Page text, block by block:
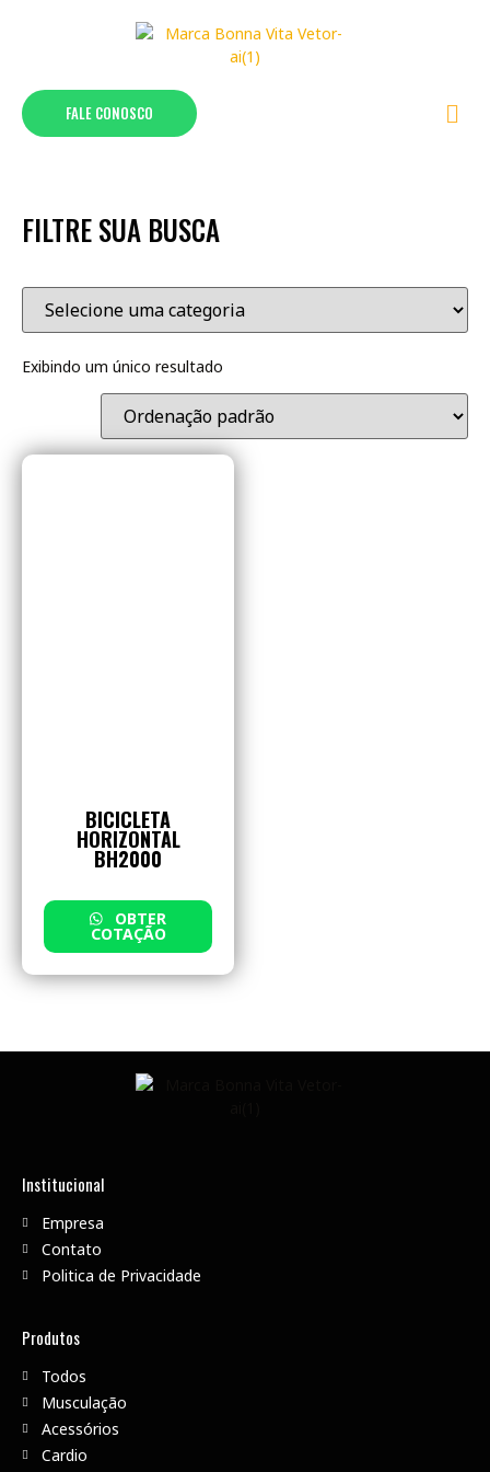
FALE CONOSCO
FILTRE SUA BUSCA
Exibindo um único resultado
BICICLETA
HORIZONTAL
BH2000
OBTER
COTAÇÃO
Institucional
Empresa
Contato
Politica de Privacidade
Produtos
Todos
Musculação
Acessórios
Cardio